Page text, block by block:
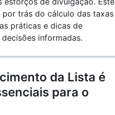
trás do cálculo das taxas
práticas e dicas de
informadas.
da Lista é
para o